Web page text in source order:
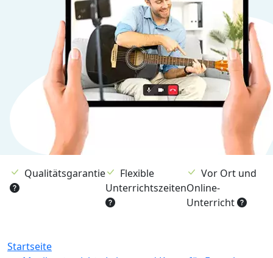
Qualitätsgarantie
Flexible
Unterrichtszeiten
Vor Ort und
Online-
Unterricht
Breadcrumb
Startseite